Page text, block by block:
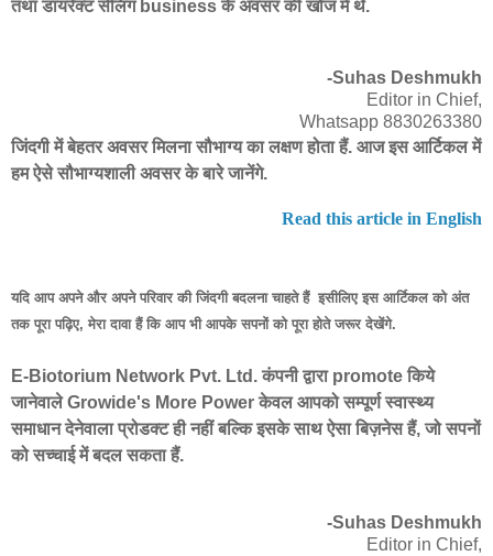
तथा डायरेक्ट सेलिंग business के अवसर की खोज में थे.
-Suhas Deshmukh
Editor in Chief,
Whatsapp 8830263380
जिंदगी में बेहतर अवसर मिलना सौभाग्य का लक्षण होता हैं. आज इस आर्टिकल में
हम ऐसे सौभाग्यशाली अवसर के बारे जानेंगे.
Read this article in English
यदि आप अपने और अपने परिवार की जिंदगी बदलना चाहते हैं इसीलिए इस आर्टिकल को अंत
तक पूरा पढ़िए, मेरा दावा हैं कि आप भी आपके सपनों को पूरा होते जरूर देखेंगे.
E-Biotorium Network Pvt. Ltd. कंपनी द्वारा promote किये
जानेवाले Growide's More Power केवल आपको सम्पूर्ण स्वास्थ्य
समाधान देनेवाला प्रोडक्ट ही नहीं बल्कि इसके साथ ऐसा बिज़नेस हैं, जो सपनों
को सच्चाई में बदल सकता हैं.
-Suhas Deshmukh
Editor in Chief,